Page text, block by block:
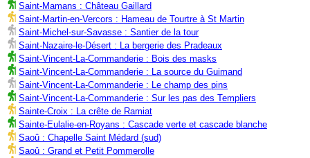
Saint-Mamans : Château Gaillard
Saint-Martin-en-Vercors : Hameau de Tourtre à St Martin
Saint-Michel-sur-Savasse : Santier de la tour
Saint-Nazaire-le-Désert : La bergerie des Pradeaux
Saint-Vincent-La-Commanderie : Bois des masks
Saint-Vincent-La-Commanderie : La source du Guimand
Saint-Vincent-La-Commanderie : Le champ des pins
Saint-Vincent-La-Commanderie : Sur les pas des Templiers
Sainte-Croix : La crête de Ramiat
Sainte-Eulalie-en-Royans : Cascade verte et cascade blanche
Saoû : Chapelle Saint Médard (sud)
Saoû : Grand et Petit Pommerolle